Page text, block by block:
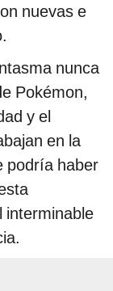
nuevas e
nunca
Pokémon,
y el
en la
podría haber
interminable